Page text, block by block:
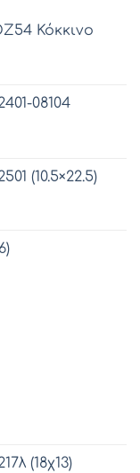
Κόκκινο
08104
(10.5×22.5)
(18χ13)